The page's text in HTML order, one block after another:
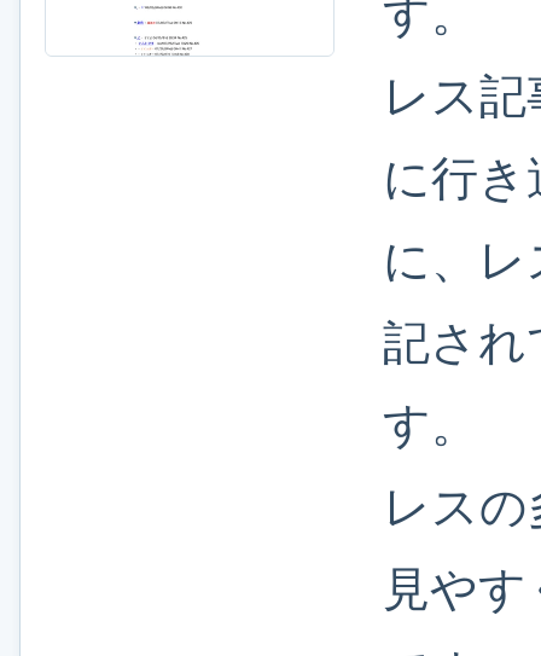
す。
レス
に行
に、
記され
す。
レス
見や